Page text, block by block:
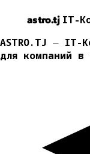
astro.tj IT-
ASTRO.TJ ⏤ IT-
для компаний в